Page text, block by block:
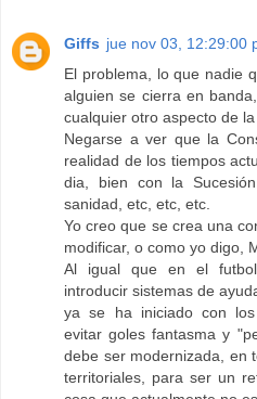
Giffs jue nov 03, 12:29:00
El problema, lo que nadie
alguien se cierra en
cualquier otro aspecto de la
Negarse a ver que la
realidad de los tiempos
dia, bien con la
sanidad, etc, etc, etc.
Yo creo que se crea una
modificar, o como yo digo,
Al igual que en el
introducir sistemas de
ya se ha iniciado con los
evitar goles fantasma y
debe ser modernizada, en
territoriales, para ser un